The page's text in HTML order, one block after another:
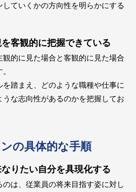
ていくかの方向性を明らかにする
客観的に把握できている
的に見た場合と客観的に見た場合
踏まえ、どのような職種や仕事に
な志向性があるのかを把握してお
の具体的な手順
りたい自分を具現化する
のは、従業員の将来目指す姿に対し